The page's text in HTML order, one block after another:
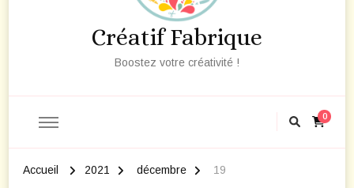
Créatif Fabrique
Boostez votre créativité !
0
Accueil 2021 décembre 19